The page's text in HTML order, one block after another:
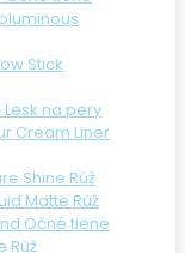
Stick
na pery
Cream Liner
Shine Rúž
Matte Rúž
Očné tiene
Rúž